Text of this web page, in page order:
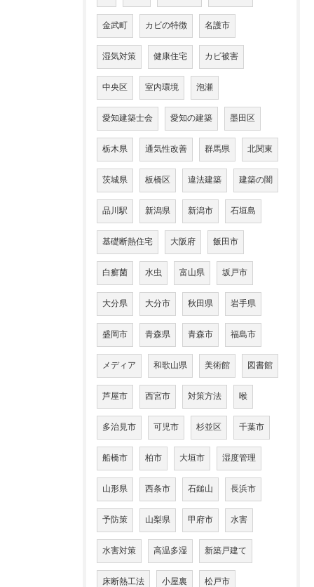
金武町 カビの特徴 名護市
湿気対策 健康住宅 カビ被害
中央区 室内環境 泡瀬
愛知建築士会 愛知の建築 墨田区
栃木県 通気性改善 群馬県 北関東
茨城県 板橋区 違法建築 建築の闇
品川駅 新潟県 新潟市 石垣島
基礎断熱住宅 大阪府 飯田市
白癬菌 水虫 富山県 坂戸市
大分県 大分市 秋田県 岩手県
盛岡市 青森県 青森市 福島市
メディア 和歌山県 美術館 図書館
芦屋市 西宮市 対策方法 喉
多治見市 可児市 杉並区 千葉市
船橋市 柏市 大垣市 湿度管理
山形県 西条市 石鎚山 長浜市
予防策 山梨県 甲府市 水害
水害対策 高温多湿 新築戸建て
床断熱工法 小屋裏 松戸市